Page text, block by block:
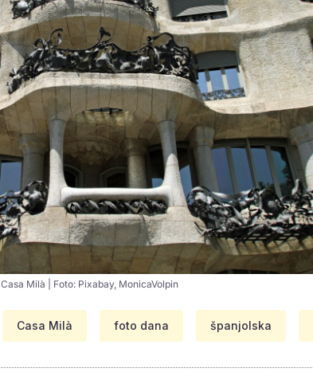
Casa Milà | Foto: Pixabay, MonicaVolpin
Casa Milà foto dana španjolska